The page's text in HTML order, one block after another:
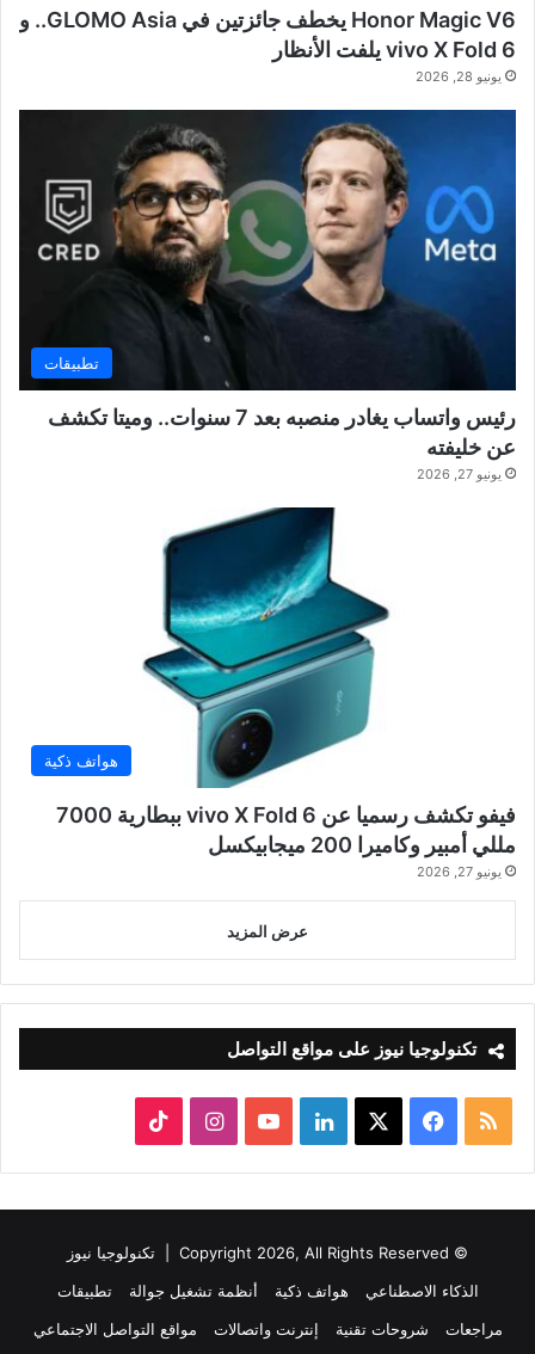
Honor Magic V6 يخطف جائزتين في GLOMO Asia.. و
vivo X Fold 6 يلفت الأنظار
يونيو 28, 2026
تطبيقات
رئيس واتساب يغادر منصبه بعد 7 سنوات.. وميتا تكشف
عن خليفته
يونيو 27, 2026
هواتف ذكية
فيفو تكشف رسميا عن vivo X Fold 6 ببطارية 7000
مللي أمبير وكاميرا 200 ميجابيكسل
يونيو 27, 2026
عرض المزيد
تكنولوجيا نيوز على مواقع التواصل
ملخص
الموقع
RSS
فيسبوك لينكدإن‫YouTubeانستقرام
© Copyright 2026, All Rights Reserved |
تكنولوجيا نيوز
الذكاء الاصطناعي
هواتف ذكية أنظمة تشغيل جوالة
تطبيقات
مراجعات
شروحات تقنية إنترنت واتصالات مواقع التواصل الاجتماعي